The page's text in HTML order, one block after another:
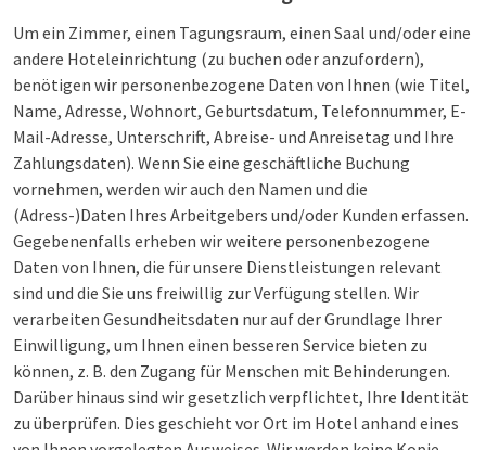
Um ein Zimmer, einen Tagungsraum, einen Saal und/oder eine
andere Hoteleinrichtung (zu buchen oder anzufordern),
benötigen wir personenbezogene Daten von Ihnen (wie Titel,
Name, Adresse, Wohnort, Geburtsdatum, Telefonnummer, E-
Mail-Adresse, Unterschrift, Abreise- und Anreisetag und Ihre
Zahlungsdaten). Wenn Sie eine geschäftliche Buchung
vornehmen, werden wir auch den Namen und die
(Adress-)Daten Ihres Arbeitgebers und/oder Kunden erfassen.
Gegebenenfalls erheben wir weitere personenbezogene
Daten von Ihnen, die für unsere Dienstleistungen relevant
sind und die Sie uns freiwillig zur Verfügung stellen. Wir
verarbeiten Gesundheitsdaten nur auf der Grundlage Ihrer
Einwilligung, um Ihnen einen besseren Service bieten zu
können, z. B. den Zugang für Menschen mit Behinderungen.
Darüber hinaus sind wir gesetzlich verpflichtet, Ihre Identität
zu überprüfen. Dies geschieht vor Ort im Hotel anhand eines